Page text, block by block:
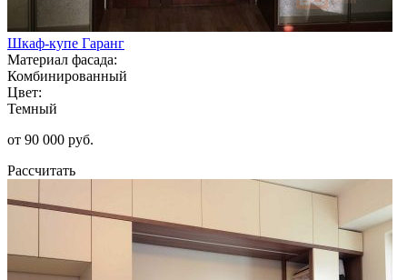
Шкаф-купе Гаранг
Материал фасада:
Комбинированный
Цвет:
Темный
от 90 000 руб.
Рассчитать